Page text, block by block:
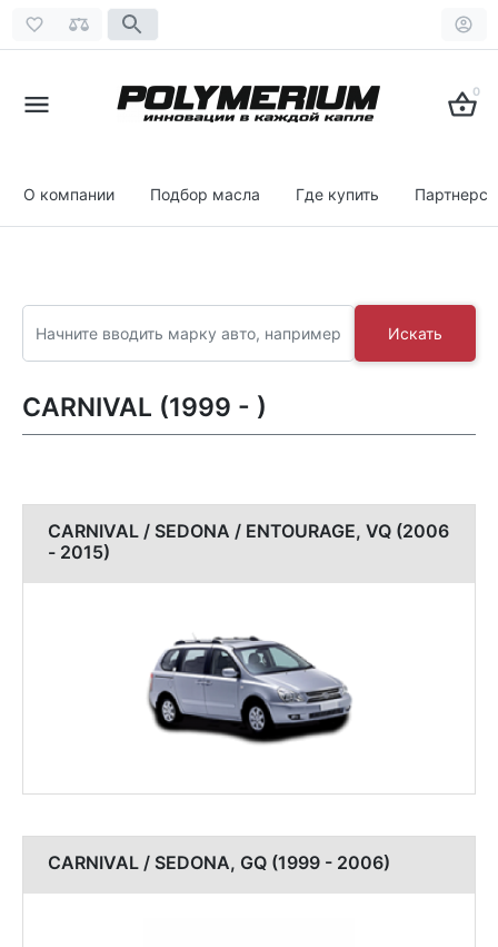
0
О компании Подбор масла Где купить
Искать
CARNIVAL (1999 - )
CARNIVAL / SEDONA / ENTOURAGE, VQ (2006
- 2015)
CARNIVAL / SEDONA, GQ (1999 - 2006)